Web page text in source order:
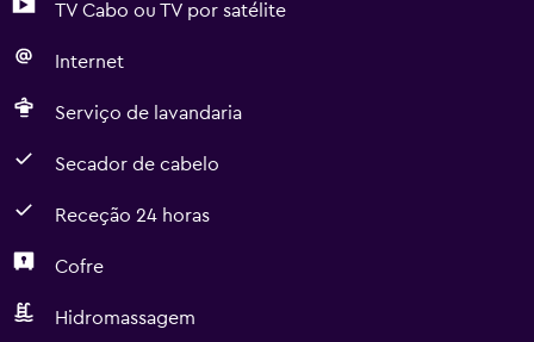
TV Cabo ou TV por satélite
Internet
Serviço de lavandaria
Secador de cabelo
Receção 24 horas
Cofre
Hidromassagem